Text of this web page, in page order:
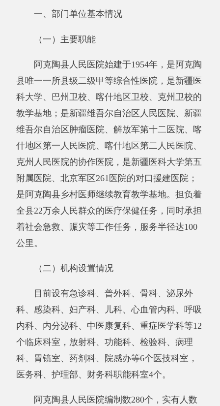
公里。
（二）机构设置情况
科、感染科、妇产科、儿科、心血管内科、呼吸
内科、内分泌科、中医康复科、重症医学科等12
个临床科室，放射科、功能科、检验科、病理
科、胃镜室、药剂科、院感办等6个医技科室，
医务科、护理部、财务科职能科室4个。
阿克陶县人民医院编制数280个，实有人数
242人，其中：在职242人，减少7人； 退休0
人，增加0人；离休0人，增加0人。
二、部门决算单位构成。
从决算单位构成看，阿克陶县人民医院部门
决算包括：阿克陶县人民医院部门本级决算、无
纳入阿克陶县人民医院2017年部门决算编制
范围的单位名单见下表：
序号 单位名称 备注
阿克陶县人民医院
第二部分 部门决算情况说明
一、部门收支总体情况